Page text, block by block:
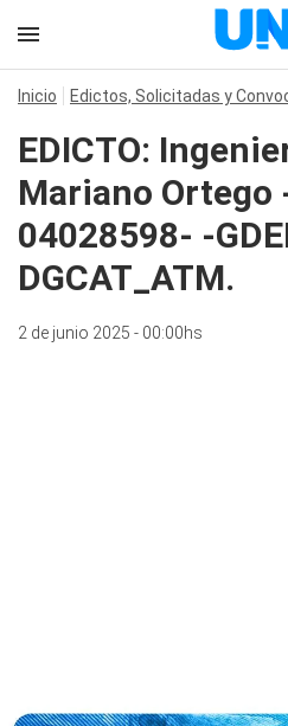
Inicio Edictos, Solicitadas y
EDICTO:
Mariano Ortego
04028598- -
DGCAT_ATM.
2 de junio 2025 - 00:00hs